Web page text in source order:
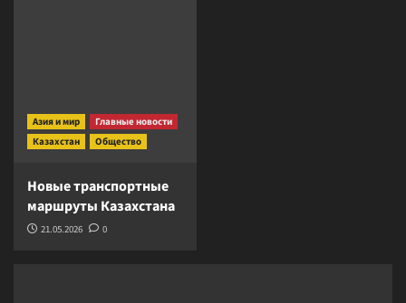
Азия и мир
Главные новости
Казахстан
Общество
Новые транспортные
маршруты Казахстана
21.05.2026 0